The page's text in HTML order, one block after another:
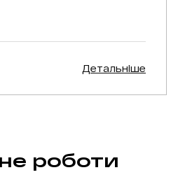
Детальніше
роботи